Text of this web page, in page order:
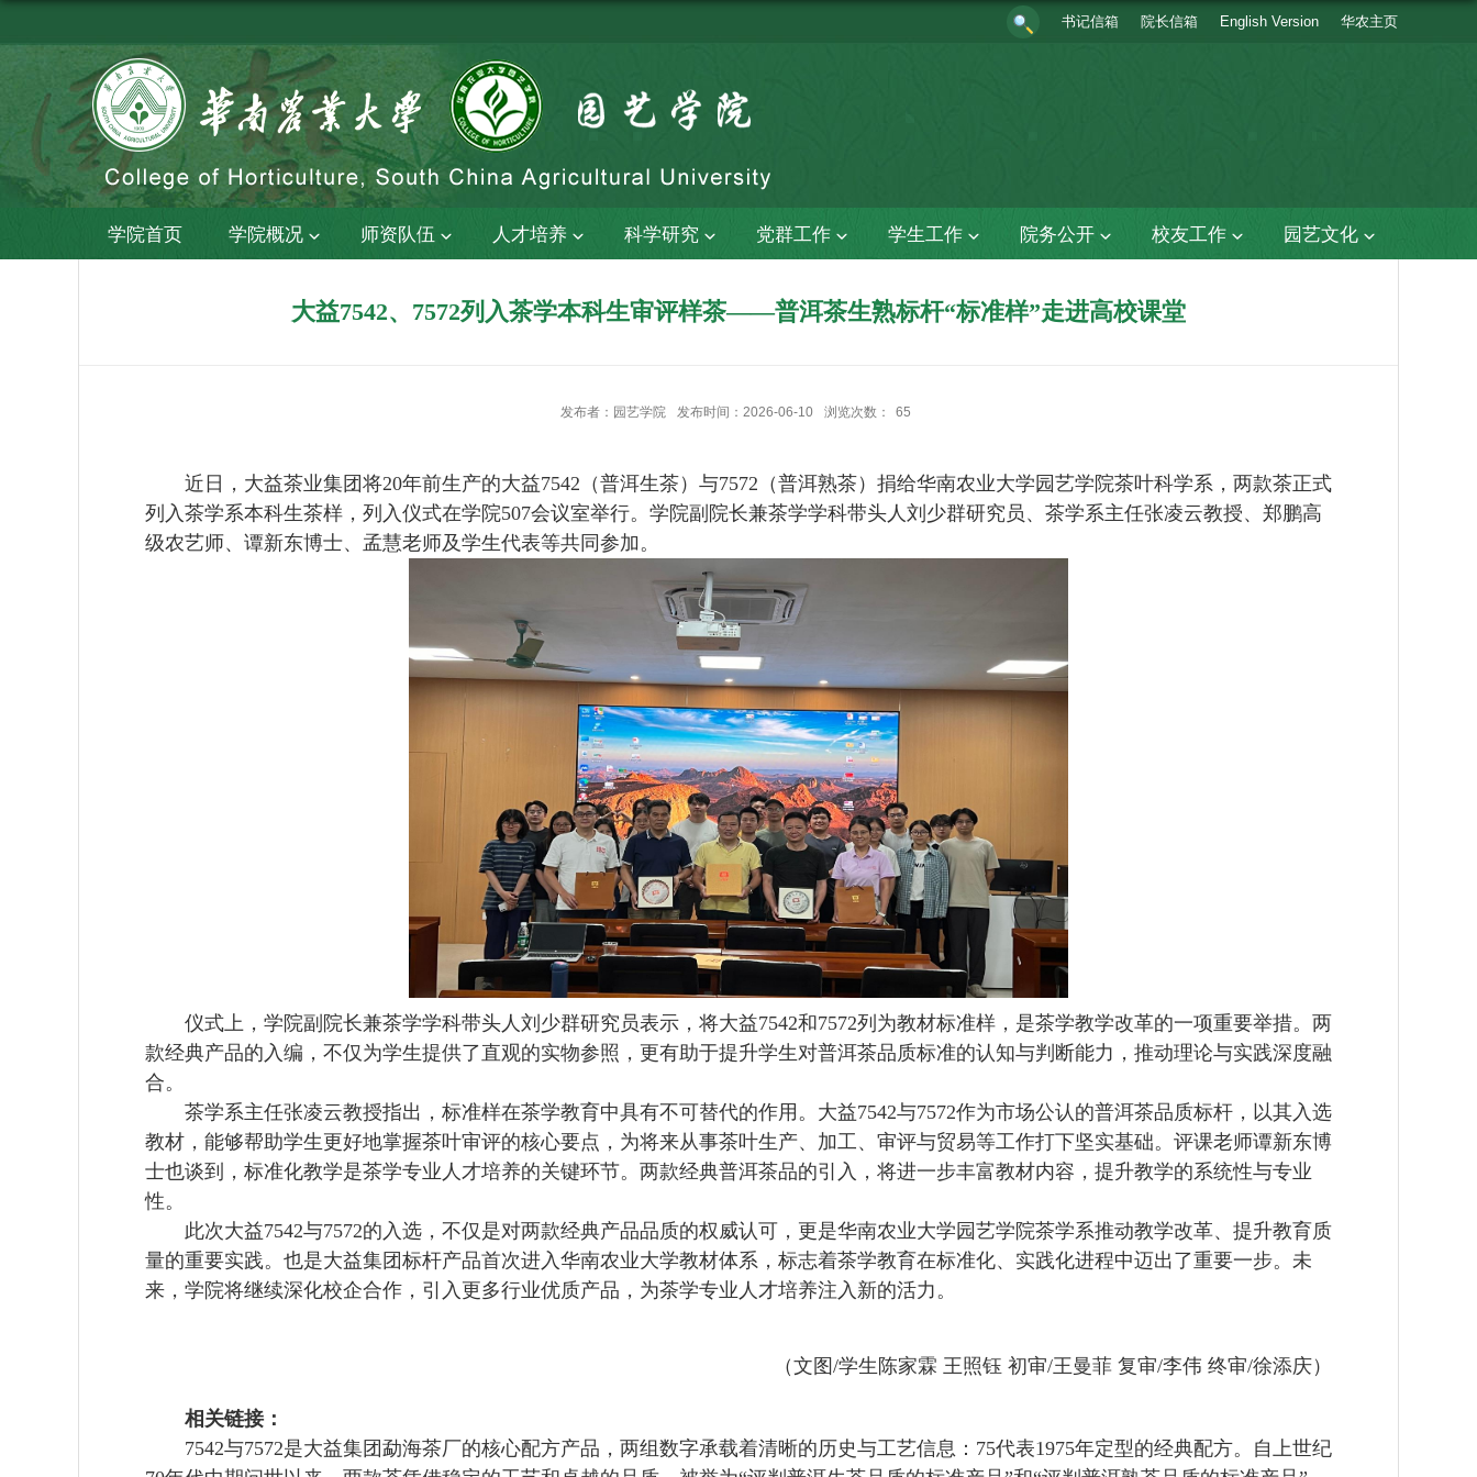
书记信箱 院长信箱 English Version 华农主页
学院首页 学院概况 师资队伍 人才培养 科学研究 党群工作 学生工作 院务公开 校友工作 园艺文化
大益7542、7572列入茶学本科生审评样茶——普洱茶生熟标杆“标准样”走进高校课堂
发布者：园艺学院 发布时间：2026-06-10 浏览次数： 65
近日，大益茶业集团将20年前生产的大益7542（普洱生茶）与7572（普洱熟茶）捐给华南农业大学园艺学院茶叶科学系，两款茶正式
列入茶学系本科生茶样，列入仪式在学院507会议室举行。学院副院长兼茶学学科带头人刘少群研究员、茶学系主任张凌云教授、郑鹏高
级农艺师、谭新东博士、孟慧老师及学生代表等共同参加。
仪式上，学院副院长兼茶学学科带头人刘少群研究员表示，将大益7542和7572列为教材标准样，是茶学教学改革的一项重要举措。两
款经典产品的入编，不仅为学生提供了直观的实物参照，更有助于提升学生对普洱茶品质标准的认知与判断能力，推动理论与实践深度融
合。
茶学系主任张凌云教授指出，标准样在茶学教育中具有不可替代的作用。大益7542与7572作为市场公认的普洱茶品质标杆，以其入选
教材，能够帮助学生更好地掌握茶叶审评的核心要点，为将来从事茶叶生产、加工、审评与贸易等工作打下坚实基础。评课老师谭新东博
士也谈到，标准化教学是茶学专业人才培养的关键环节。两款经典普洱茶品的引入，将进一步丰富教材内容，提升教学的系统性与专业
性。
此次大益7542与7572的入选，不仅是对两款经典产品品质的权威认可，更是华南农业大学园艺学院茶学系推动教学改革、提升教育质
量的重要实践。也是大益集团标杆产品首次进入华南农业大学教材体系，标志着茶学教育在标准化、实践化进程中迈出了重要一步。未
来，学院将继续深化校企合作，引入更多行业优质产品，为茶学专业人才培养注入新的活力。
（文图/学生陈家霖 王照钰 初审/王曼菲 复审/李伟 终审/徐添庆）
相关链接：
7542与7572是大益集团勐海茶厂的核心配方产品，两组数字承载着清晰的历史与工艺信息：75代表1975年定型的经典配方。自上世纪